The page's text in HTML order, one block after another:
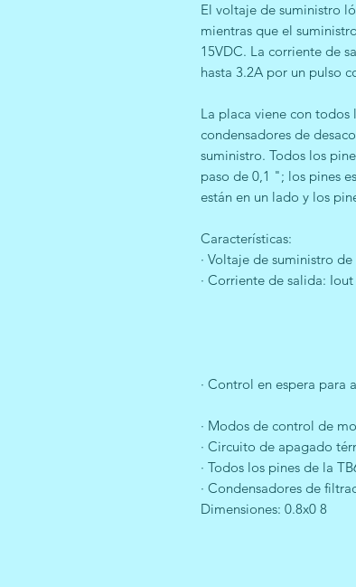
El voltaje de suministro
mientras que el
15VDC. La corriente de
hasta 3.2A por un pulso
La placa viene con todos
condensadores de
suministro. Todos los
paso de 0,1 "; los pines
están en un lado y los
Características:
· Voltaje de suministro
· Corriente de salida:
· Control en espera para
· Modos de control de
· Circuito de apagado
· Todos los pines de la
· Condensadores de
Dimensiones: 0.8x0 8